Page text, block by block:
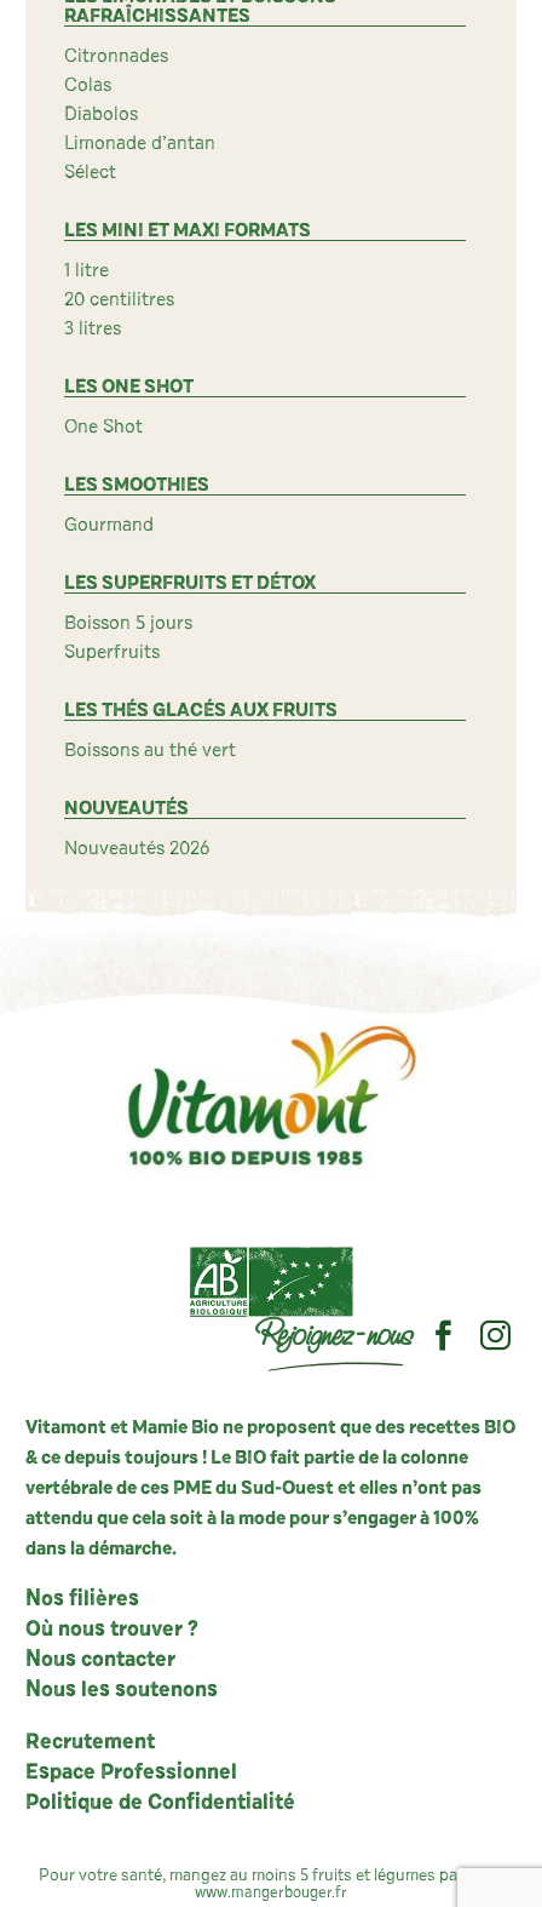
RAFRAÎCHISSANTES
Citronnades
Colas
Diabolos
Limonade d’antan
Sélect
LES MINI ET MAXI FORMATS
1 litre
20 centilitres
3 litres
LES ONE SHOT
One Shot
LES SMOOTHIES
Gourmand
LES SUPERFRUITS ET DÉTOX
Boisson 5 jours
Superfruits
LES THÉS GLACÉS AUX FRUITS
Boissons au thé vert
NOUVEAUTÉS
Nouveautés 2026
Rejoignez-nous
Vitamont et Mamie Bio ne proposent que des recettes BIO
& ce depuis toujours ! Le BIO fait partie de la colonne
vertébrale de ces PME du Sud-Ouest et elles n’ont pas
attendu que cela soit à la mode pour s’engager à 100%
dans la démarche.
Nos filières
Où nous trouver ?
Nous contacter
Nous les soutenons
Recrutement
Espace Professionnel
Politique de Confidentialité
Pour votre santé, mangez au moins 5 fruits et légumes par jour :
www.mangerbouger.fr